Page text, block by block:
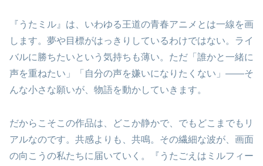
『うたミル』は、いわゆる王道の青春アニメとは一線を画
します。夢や目標がはっきりしているわけではない。ライ
バルに勝ちたいという気持ちも薄い。ただ「誰かと一緒に
声を重ねたい」「自分の声を嫌いになりたくない」——そ
んな小さな願いが、物語を動かしていきます。
だからこそこの作品は、どこか静かで、でもどこまでもリ
アルなのです。共感よりも、共鳴。その繊細な波が、画面
の向こうの私たちに届いていく。『うたごえはミルフィー